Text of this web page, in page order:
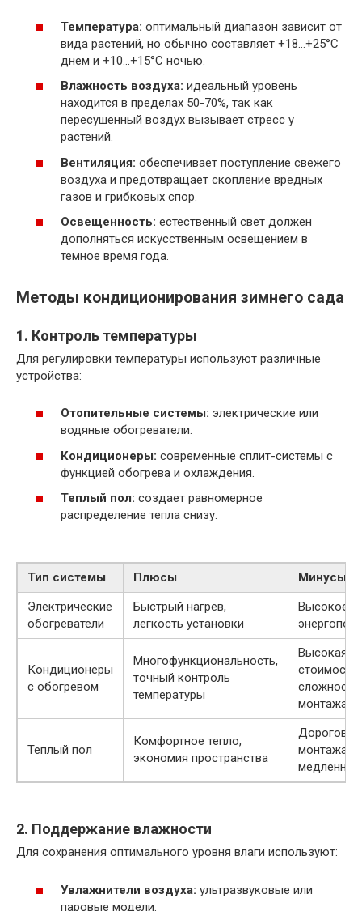
Температура: оптимальный диапазон зависит от
вида растений, но обычно составляет +18…+25°C
днем и +10…+15°C ночью.
Влажность воздуха: идеальный уровень
находится в пределах 50-70%, так как
пересушенный воздух вызывает стресс у
растений.
Вентиляция: обеспечивает поступление свежего
воздуха и предотвращает скопление вредных
газов и грибковых спор.
Освещенность: естественный свет должен
дополняться искусственным освещением в
темное время года.
Методы кондиционирования зимнего сада
1. Контроль температуры
Для регулировки температуры используют различные
устройства:
Отопительные системы: электрические или
водяные обогреватели.
Кондиционеры: современные сплит-системы с
функцией обогрева и охлаждения.
Теплый пол: создает равномерное
распределение тепла снизу.
Тип системы Плюсы
Минусы
Электрические
обогреватели
Быстрый нагрев,
легкость установки
Высокое
Кондиционеры
с обогревом
Многофункциональность,
точный контроль
температуры
Высокая
стоимость,
сложность
монтажа
Теплый пол
Комфортное тепло,
экономия пространства
монтажа,
медленный
2. Поддержание влажности
Для сохранения оптимального уровня влаги используют:
Увлажнители воздуха: ультразвуковые или
паровые модели.